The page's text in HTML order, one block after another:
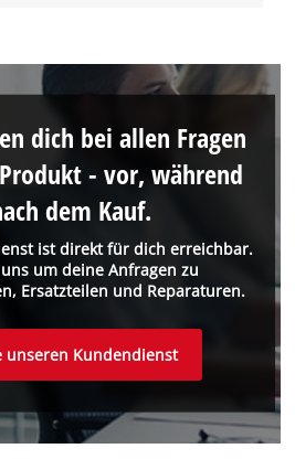
ist direkt für dich erreichbar.
um deine Anfragen zu
Ersatzteilen und Reparaturen.
dich bei allen Fragen
- vor, während
dem Kauf.
unseren Kundendienst